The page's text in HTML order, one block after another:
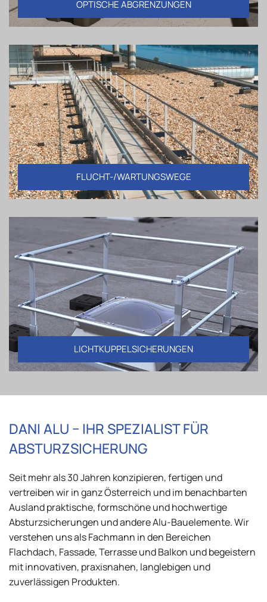
OPTISCHE ABGRENZUNGEN
FLUCHT-/WARTUNGSWEGE
LICHTKUPPELSICHERUNGEN
DANI ALU − IHR SPEZIALIST FÜR
ABSTURZSICHERUNG
Seit mehr als 30 Jahren konzipieren, fertigen und
vertreiben wir in ganz Österreich und im benachbarten
Ausland praktische, formschöne und hochwertige
Absturzsicherungen und andere Alu-Bauelemente. Wir
verstehen uns als Fachmann in den Bereichen
Flachdach, Fassade, Terrasse und Balkon und begeistern
mit innovativen, praxisnahen, langlebigen und
zuverlässigen Produkten.